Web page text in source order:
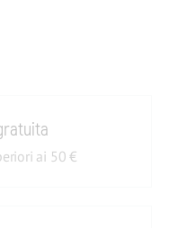
ai 50 €